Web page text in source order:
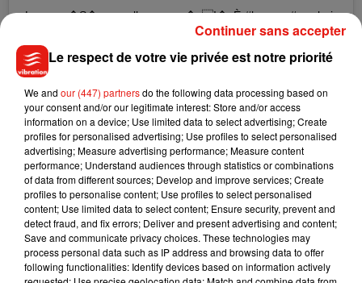
Louane �S� nouvelle coupe �x!�xÈ #louane #newhair
Une publication partagée parRudy Marmet(@rudymarmet) le
BIENTÔT UN DUO INÉDIT POURLOUANE
Si Louane a adopté un nouveau look pour la rentrée, c’est
aussi parce qu’elle réserve de nombreuses surprises à ses
fans. En effet, il y a quelques jours, elle a annoncé la fin d’une
folle journée de tournage invitant même ses fans à «rester
connectés ».
Dans la foulée, l’ancienne candidate de
TheVoice confirmait également la sortie imminente d’une
réédition de son dernier album intituléLouaneavec plusieurs
Le respect de votre vie privée est notre priorité
We and our (447) partnersdo the following data processing based on
your consent and/or our legitimate interest: Store and/or access
information on a device; Use limited data to select advertising; Create
profiles for personalised advertising; Use profiles to select personalised
advertising; Measure advertising performance; Measure content
performance; Understand audiences through statistics or combinations
of data from different sources; Develop and improve services; Create
profiles to personalise content; Use profiles to select personalised
content; Use limited data to select content; Ensure security, prevent and
detect fraud, and fix errors; Deliver and present advertising and content;
Save and communicate privacy choices. These technologies may
process personal data such as IP address and browsing data to offer
following functionalities: Identify devices based on information actively
Continuer sans accepter